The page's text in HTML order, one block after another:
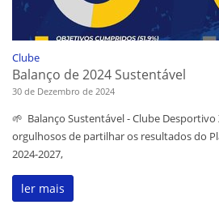
Clube
Balanço de 2024 Sustentável
30 de Dezembro de 2024
🌱 Balanço Sustentável - Clube
orgulhosos de partilhar os resultados do
2024-2027,
ler mais